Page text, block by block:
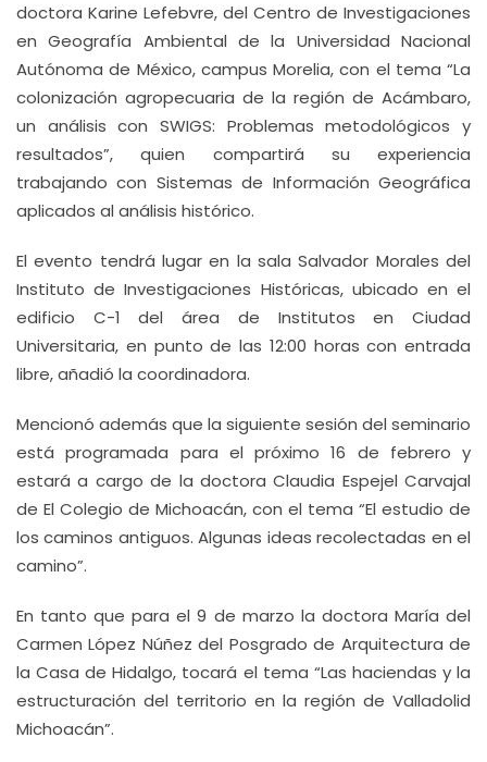
doctora Karine Lefebvre, del Centro de Investigaciones
en Geografía Ambiental de la Universidad Nacional
Autónoma de México, campus Morelia, con el tema “La
colonización agropecuaria de la región de Acámbaro,
un análisis con SWIGS: Problemas metodológicos y
resultados”, quien compartirá su experiencia
trabajando con Sistemas de Información Geográfica
aplicados al análisis histórico.
El evento tendrá lugar en la sala Salvador Morales del
Instituto de Investigaciones Históricas, ubicado en el
edificio C-1 del área de Institutos en Ciudad
Universitaria, en punto de las 12:00 horas con entrada
libre, añadió la coordinadora.
Mencionó además que la siguiente sesión del seminario
está programada para el próximo 16 de febrero y
estará a cargo de la doctora Claudia Espejel Carvajal
de El Colegio de Michoacán, con el tema “El estudio de
los caminos antiguos. Algunas ideas recolectadas en el
camino”.
En tanto que para el 9 de marzo la doctora María del
Carmen López Núñez del Posgrado de Arquitectura de
la Casa de Hidalgo, tocará el tema “Las haciendas y la
estructuración del territorio en la región de Valladolid
Michoacán”.